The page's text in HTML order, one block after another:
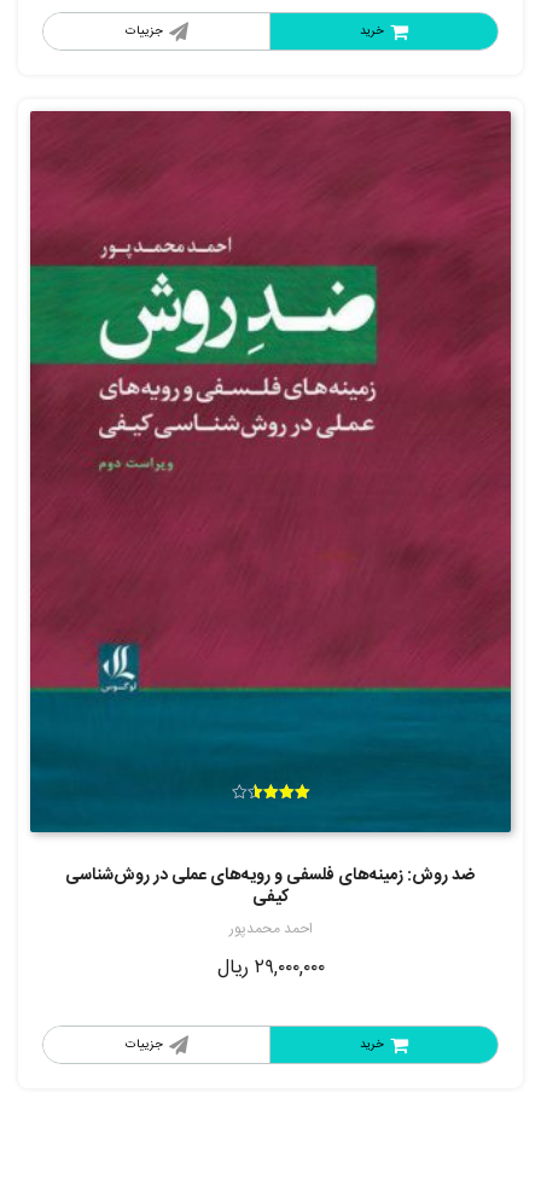
جزییات خرید
ضد روش: زمینه‌های فلسفی و رویه‌های عملی در روش‌شناسی
کیفی
احمد محمدپور
از 5
۲۹,۰۰۰,۰۰۰ ریال
جزییات خرید